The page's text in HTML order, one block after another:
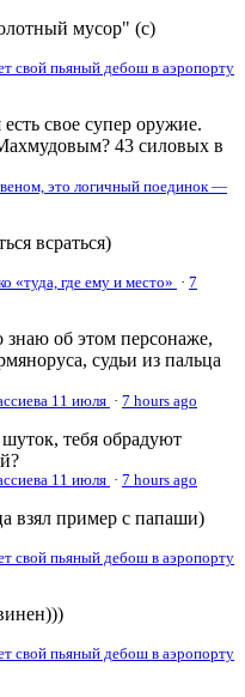
мусор" (с)
свой пьяный дебош в аэропорту
свое супер оружие.
43 силовых в
это логичный поединок —
всраться)
«туда, где ему и место» · 7
знаю об этом персонаже,
судьи из пальца
11 июля · 7 hours ago
тебя обрадуют
11 июля · 7 hours ago
взял пример с папаши)
свой пьяный дебош в аэропорту
свой пьяный дебош в аэропорту